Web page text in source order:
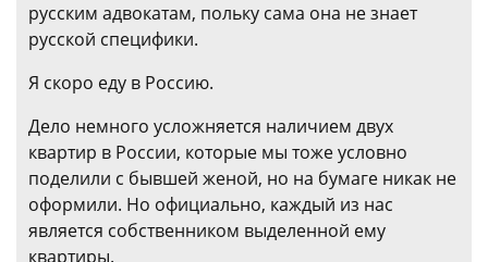
русским адвокатам, польку сама она не знает
русской специфики.
Я скоро еду в Россию.
Дело немного усложняется наличием двух
квартир в России, которые мы тоже условно
поделили с бывшей женой, но на бумаге никак не
оформили. Но официально, каждый из нас
является собственником выделенной ему
квартиры.